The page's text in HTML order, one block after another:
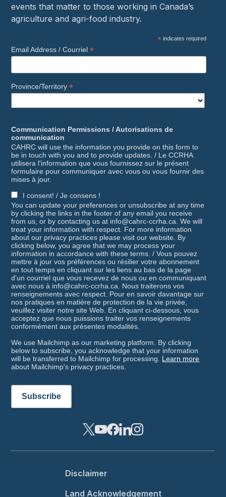
events that matter to those working in Canada’s
agriculture and agri-food industry.
* indicates required
Email Address / Courriel*
Province/Territory*
Communication Permissions / Autorisations de
communication
CAHRC will use the information you provide on this form to
be in touch with you and to provide updates. / Le CCRHA
utilisera l'information que vous fournissez sur le présent
formulaire pour communiquer avec vous ou vous fournir des
mises à jour.
I consent! / Je consens !
You can update your preferences or unsubscribe at any time
by clicking the links in the footer of any email you receive
from us, or by contacting us at info@cahrc-ccrha.ca. We will
treat your information with respect. For more information
about our privacy practices please visit our website. By
clicking below, you agree that we may process your
information in accordance with these terms. / Vous pouvez
mettre à jour vos préférences ou résilier votre abonnement
en tout temps en cliquant sur les liens au bas de la page
d'un courriel que vous recevez de nous ou en communiquant
avec nous à info@cahrc-ccrha.ca. Nous traiterons vos
renseignements avec respect. Pour en savoir davantage sur
nos pratiques en matière de protection de la vie privée,
veuillez visiter notre site Web. En cliquant ci-dessous, vous
acceptez que nous puissions traiter vos renseignements
conformément aux présentes modalités.
We use Mailchimp as our marketing platform. By clicking
below to subscribe, you acknowledge that your information
will be transferred to Mailchimp for processing. Learn more
about Mailchimp's privacy practices.
Footer menu
Disclaimer
Land Acknowledgement